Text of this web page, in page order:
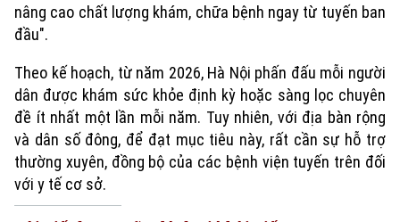
nâng cao chất lượng khám, chữa bệnh ngay từ tuyến ban
đầu".
Theo kế hoạch, từ năm 2026, Hà Nội phấn đấu mỗi người
dân được khám sức khỏe định kỳ hoặc sàng lọc chuyên
đề ít nhất một lần mỗi năm. Tuy nhiên, với địa bàn rộng
và dân số đông, để đạt mục tiêu này, rất cần sự hỗ trợ
thường xuyên, đồng bộ của các bệnh viện tuyến trên đối
với y tế cơ sở.